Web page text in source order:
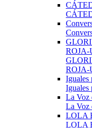
ROJA-
ROJA-
Iguales
Iguales
La
La
LOLA
LOLA